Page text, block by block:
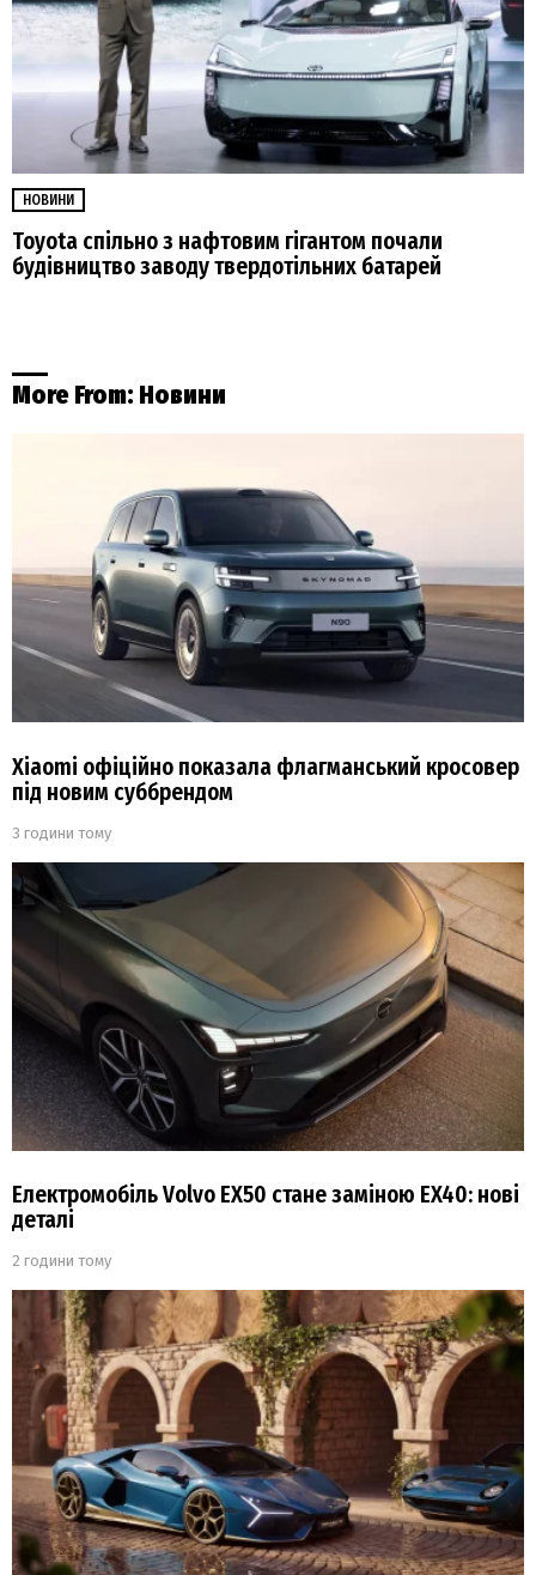
НОВИНИ
Toyota спільно з нафтовим гігантом почали
будівництво заводу твердотільних батарей
More From: Новини
Xiaomi офіційно показала флагманський кросовер
під новим суббрендом
3 години тому
Електромобіль Volvo EX50 стане заміною EX40: нові
деталі
2 години тому